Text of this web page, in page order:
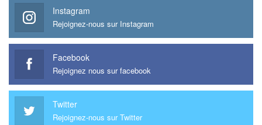
Instagram
Rejoignez-nous sur Instagram
Facebook
Rejoignez nous sur facebook
Twitter
Rejoignez-nous sur Twitter